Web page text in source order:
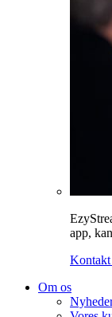
app,
Kontakt
Om os